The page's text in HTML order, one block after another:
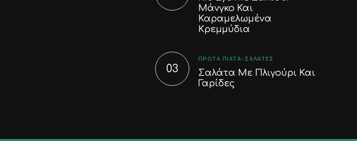
Μάνγκο Και
Καραμελωμένα
Κρεμμύδια
ΠΡΏΤΑ ΠΙΆΤΑ-ΣΑΛΆΤΕΣ
Σαλάτα Με Πλιγούρι Και
Γαρίδες